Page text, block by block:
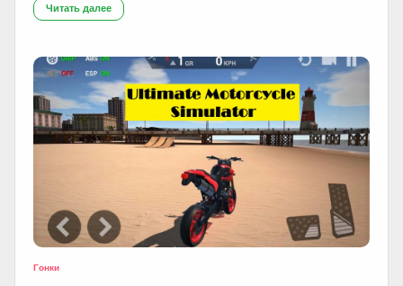
Читать далее
Гонки